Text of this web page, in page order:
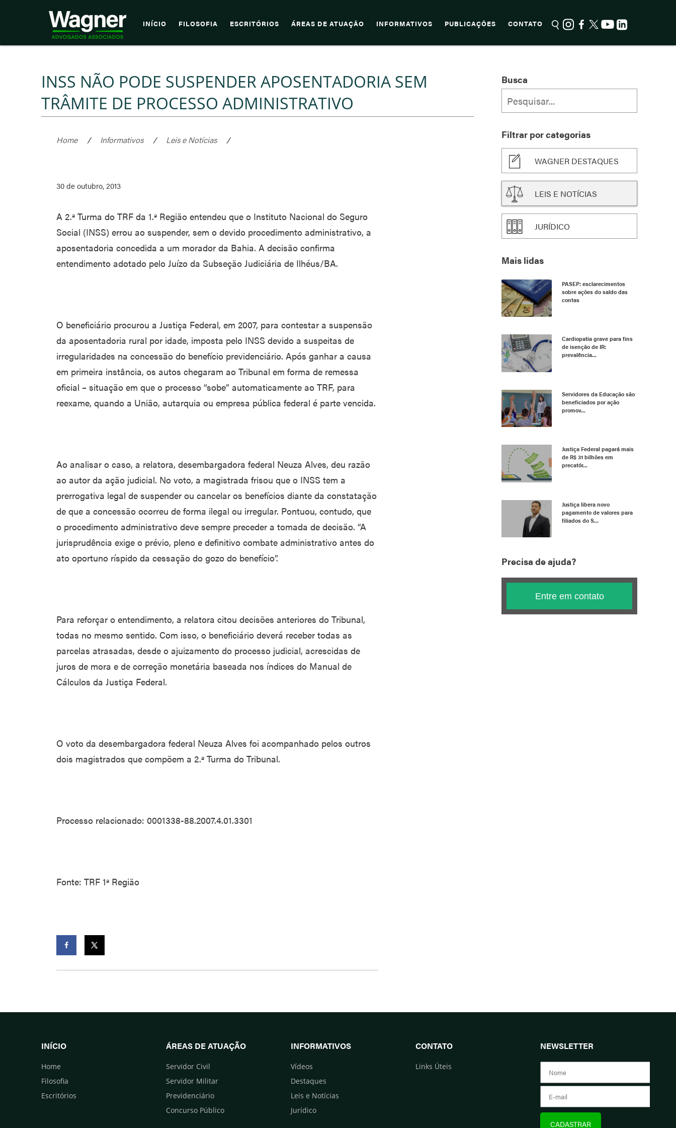
INÍCIO FILOSOFIA ESCRITÓRIOS ÁREAS DE ATUAÇÃO INFORMATIVOS PUBLICAÇÕES CONTATO
INSS NÃO PODE SUSPENDER APOSENTADORIA SEM
TRÂMITE DE PROCESSO ADMINISTRATIVO
Home / Informativos / Leis e Notícias /
30 de outubro, 2013
A 2.ª Turma do TRF da 1.ª Região entendeu que o Instituto Nacional do Seguro
Social (INSS) errou ao suspender, sem o devido procedimento administrativo, a
aposentadoria concedida a um morador da Bahia. A decisão confirma
entendimento adotado pelo Juízo da Subseção Judiciária de Ilhéus/BA.
O beneficiário procurou a Justiça Federal, em 2007, para contestar a suspensão
da aposentadoria rural por idade, imposta pelo INSS devido a suspeitas de
irregularidades na concessão do benefício previdenciário. Após ganhar a causa
em primeira instância, os autos chegaram ao Tribunal em forma de remessa
oficial – situação em que o processo “sobe” automaticamente ao TRF, para
reexame, quando a União, autarquia ou empresa pública federal é parte vencida.
Ao analisar o caso, a relatora, desembargadora federal Neuza Alves, deu razão
ao autor da ação judicial. No voto, a magistrada frisou que o INSS tem a
prerrogativa legal de suspender ou cancelar os benefícios diante da constatação
de que a concessão ocorreu de forma ilegal ou irregular. Pontuou, contudo, que
o procedimento administrativo deve sempre preceder a tomada de decisão. “A
jurisprudência exige o prévio, pleno e definitivo combate administrativo antes do
ato oportuno ríspido da cessação do gozo do benefício”.
Para reforçar o entendimento, a relatora citou decisões anteriores do Tribunal,
todas no mesmo sentido. Com isso, o beneficiário deverá receber todas as
parcelas atrasadas, desde o ajuizamento do processo judicial, acrescidas de
juros de mora e de correção monetária baseada nos índices do Manual de
Cálculos da Justiça Federal.
O voto da desembargadora federal Neuza Alves foi acompanhado pelos outros
dois magistrados que compõem a 2.ª Turma do Tribunal.
Processo relacionado: 0001338-88.2007.4.01.3301
Fonte: TRF 1ª Região
Busca
Filtrar por categorias
WAGNER DESTAQUES
LEIS E NOTÍCIAS
JURÍDICO
Mais lidas
PASEP: esclarecimentos
sobre ações do saldo das
contas
Cardiopatia grave para fins
de isenção de IR:
prevalência...
Servidores da Educação são
beneficiados por ação
promov...
Justiça Federal pagará mais
de R$ 31 bilhões em
precatór...
Justiça libera novo
pagamento de valores para
filiados do S...
Precisa de ajuda?
Entre em contato
INÍCIO
Home
Filosofia
Escritórios
ÁREAS DE ATUAÇÃO
Servidor Civil
Servidor Militar
Previdenciário
Concurso Público
INFORMATIVOS
Vídeos
Destaques
Leis e Notícias
Jurídico
CONTATO
Links Úteis
NEWSLETTER